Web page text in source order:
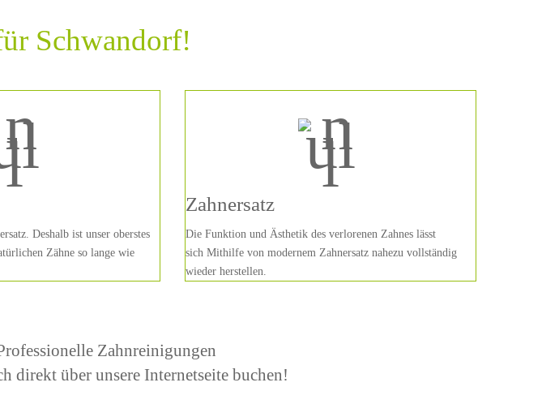
Schwandorf!
Deshalb ist unser oberstes
Zähne so lange wie
Zahnersatz
Die Funktion und Ästhetik des verlorenen Zahnes lässt
sich Mithilfe von modernem Zahnersatz nahezu vollständig
wieder herstellen.
Zahnreinigungen
direkt über unsere Internetseite buchen!